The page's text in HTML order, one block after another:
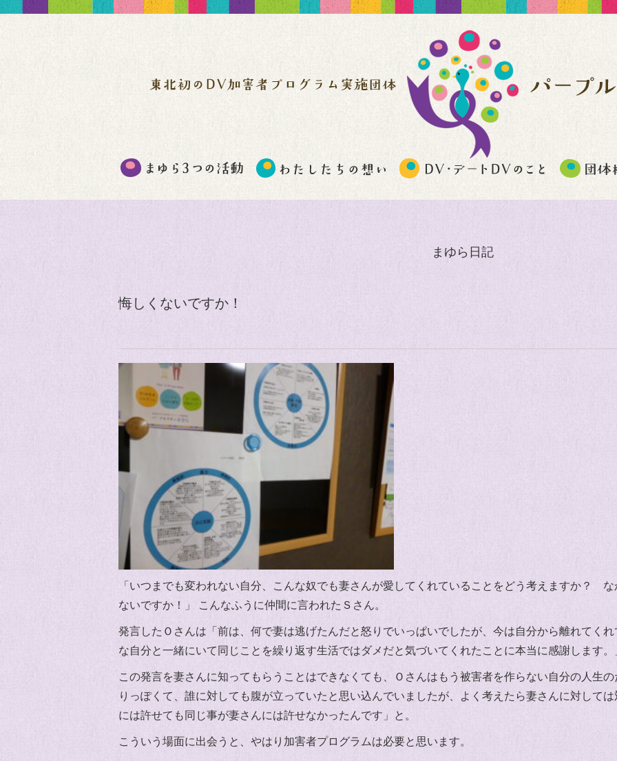
まゆら日記
悔しくないですか！
「いつまでも変われない自分、こんな奴でも妻さんが愛してくれていることをどう考えますか？
ないですか！」 こんなふうに仲間に言われたＳさん。
発言したＯさんは「前は、何で妻は逃げたんだと怒りでいっぱいでしたが、今は自分から離れてく
な自分と一緒にいて同じことを繰り返す生活ではダメだと気づいてくれたことに本当に感謝します
この発言を妻さんに知ってもらうことはできなくても、Ｏさんはもう被害者を作らない自分の人生
りっぽくて、誰に対しても腹が立っていたと思い込んでいましたが、よく考えたら妻さんに対して
には許せても同じ事が妻さんには許せなかったんです」と。
こういう場面に出会うと、やはり加害者プログラムは必要と思います。